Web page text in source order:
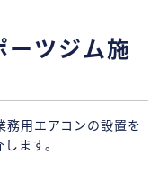
ーツジム施
務用エアコンの設置を
ます。